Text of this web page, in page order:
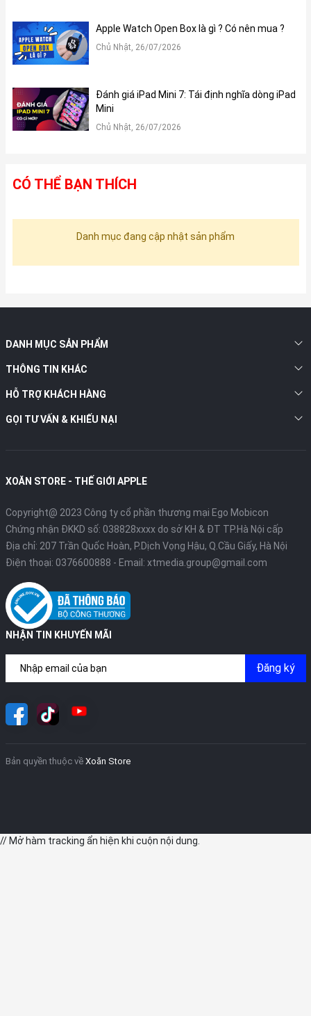
Apple Watch Open Box là gì ? Có nên mua ?
Chủ Nhật, 26/07/2026
Đánh giá iPad Mini 7: Tái định nghĩa dòng iPad
Mini
Chủ Nhật, 26/07/2026
CÓ THỂ BẠN THÍCH
Danh mục đang cập nhật sản phẩm
DANH MỤC SẢN PHẨM
THÔNG TIN KHÁC
HỖ TRỢ KHÁCH HÀNG
GỌI TƯ VẤN & KHIẾU NẠI
XOĂN STORE - THẾ GIỚI APPLE
Copyright@ 2023 Công ty cổ phần thương mại Ego Mobicon
Chứng nhận ĐKKD số: 038828xxxx do sở KH & ĐT TP.Hà Nội cấp
Địa chỉ: 207 Trần Quốc Hoàn, P.Dịch Vọng Hậu, Q.Cầu Giấy, Hà Nội
Điện thoại: 0376600888 - Email: xtmedia.group@gmail.com
NHẬN TIN KHUYẾN MÃI
Đăng ký
Bản quyền thuộc về Xoăn Store
// Mở hàm tracking ẩn hiện khi cuộn nội dung.